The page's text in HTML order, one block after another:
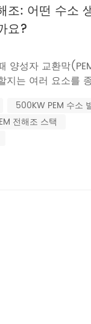
조: 어떤 수소
요?
양성자 교환막
지는 여러 요소를
너지 소비• 알칼리
며, 두 시스템의 에
500KW PEM 수소
전해조 스택